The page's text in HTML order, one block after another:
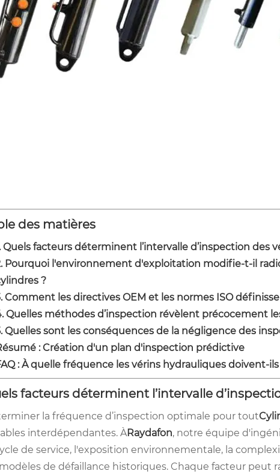
des matières
Quels facteurs déterminent l’intervalle d’inspection des
Pourquoi l'environnement d'exploitation modifie-t-il
?
Comment les directives OEM et les normes ISO
Quelles méthodes d’inspection révèlent précocement
Quelles sont les conséquences de la négligence des
: Création d'un plan d'inspection prédictive
: À quelle fréquence les vérins hydrauliques doivent-
facteurs déterminent l’intervalle
la fréquence d’inspection optimale pour tout
interdépendantes. ÀRaydafon, notre équipe
de service, l'exposition environnementale, la
modèles de défaillance historiques. Chaque facteur peut